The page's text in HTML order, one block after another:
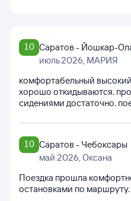
10 Саратов - Йошкар-
июль 2026, МАРИЯ
комфортабельный
хорошо откидываются.
сидениями достаточно.
10 Саратов - Чебоксары
май 2026, Оксана
Поездка прошла
остановками по